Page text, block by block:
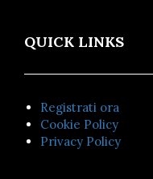
QUICK LINKS
Registrati ora
Cookie Policy
Privacy Policy